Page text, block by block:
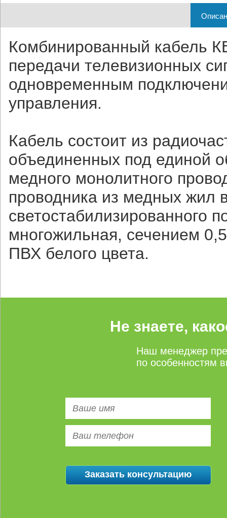
Комбинированный кабель
передачи телевизионных
одновременным
управления.
Кабель состоит из
объединенных под единой
медного монолитного
проводника из медных жил
светостабилизированного
многожильная, сечением
ПВХ белого цвета.
Не знаете,
Наш менеджер
по особенностям